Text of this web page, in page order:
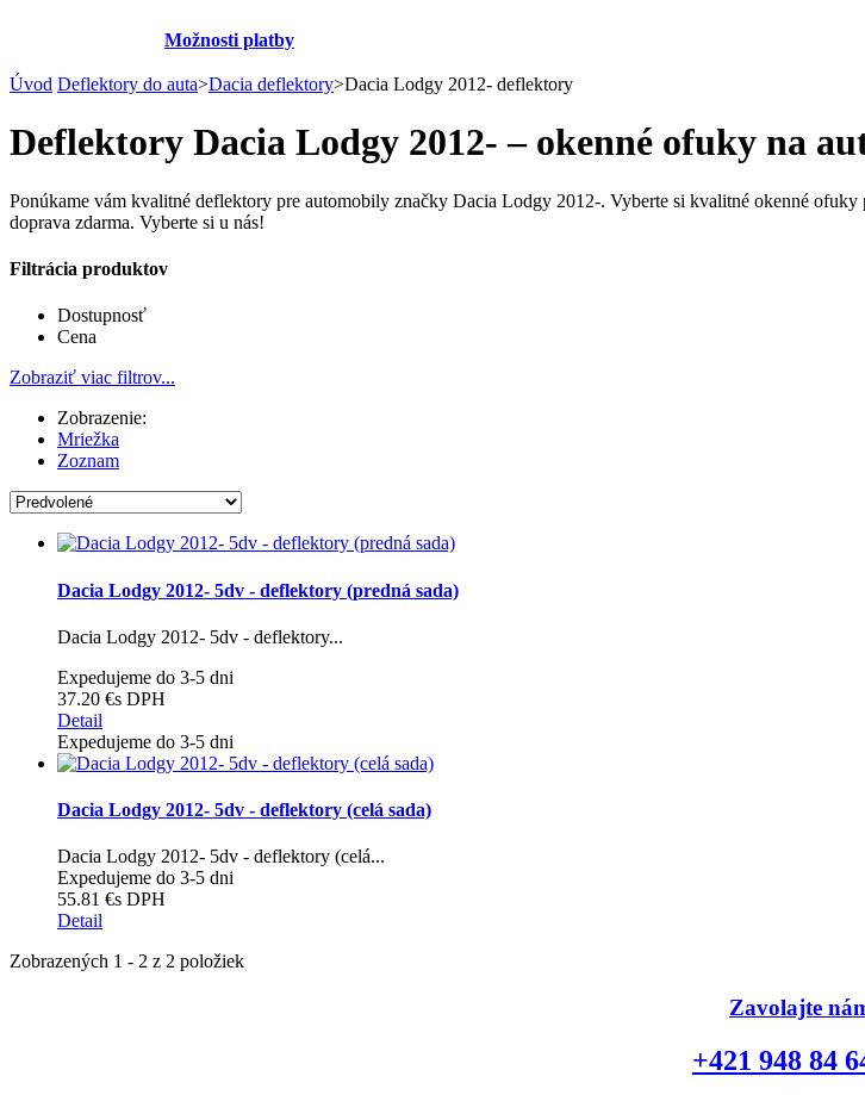
Možnosti platby
Úvod Deflektory do auta>Dacia deflektory>Dacia Lodgy 2012- deflektory
Deflektory Dacia Lodgy 2012- – okenné ofuky na
Ponúkame vám kvalitné deflektory pre automobily značky Dacia Lodgy 2012-. Vyberte si kvalitné okenné
doprava zdarma. Vyberte si u nás!
Filtrácia produktov
Dostupnosť
Cena
Zobraziť viac filtrov...
Zobrazenie:
Mriežka
Zoznam
Dacia Lodgy 2012- 5dv - deflektory (predná sada)
Dacia Lodgy 2012- 5dv - deflektory...
Expedujeme do 3-5 dni
37.20 €s DPH
Detail
Expedujeme do 3-5 dni
Dacia Lodgy 2012- 5dv - deflektory (celá sada)
Dacia Lodgy 2012- 5dv - deflektory (celá...
Expedujeme do 3-5 dni
55.81 €s DPH
Detail
Zobrazených 1 - 2 z 2 položiek
Zavolajte
+421 948 84